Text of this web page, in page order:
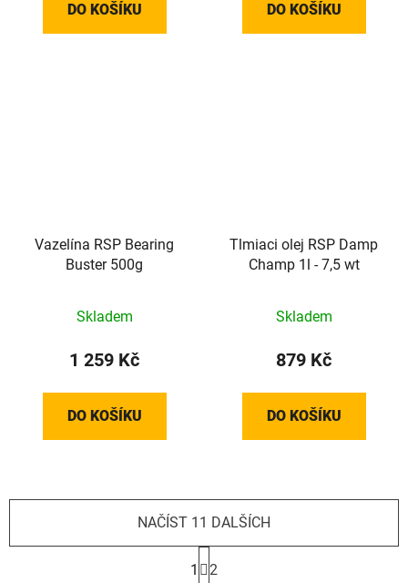
DO KOŠÍKU DO KOŠÍKU
Vazelína RSP Bearing
Buster 500g
Skladem
1 259 Kč
DO KOŠÍKU
Tlmiaci olej RSP Damp
Champ 1l - 7,5 wt
Skladem
879 Kč
DO KOŠÍKU
NAČÍST 11 DALŠÍCH
S
t
1 2